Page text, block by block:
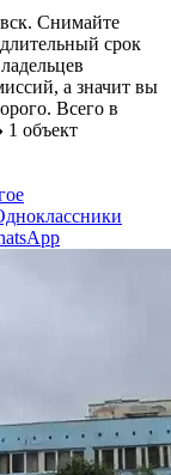
Снимайте
срок
а значит вы
Всего в
1 объект